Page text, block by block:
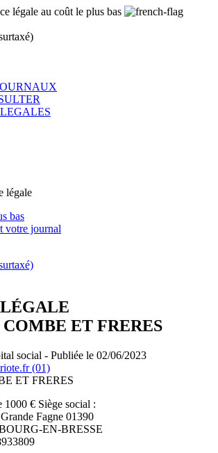
légale au coût le plus bas
légale
bas
votre journal
ET FRERES
social - Publiée le 02/06/2023
(01)
ET FRERES
1000 € Siège social :
Fagne 01390
EN-BRESSE